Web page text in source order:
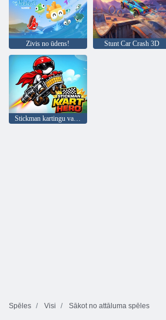
Zivis no ūdens! Stunt Car Crash 3D
Stickman kartingu varonis
Spēles Visi Sākot no attāluma spēles